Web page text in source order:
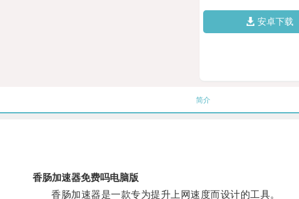
安卓下载
简介
香肠加速器免费吗电脑版
香肠加速器是一款专为提升上网速度而设计的工具。